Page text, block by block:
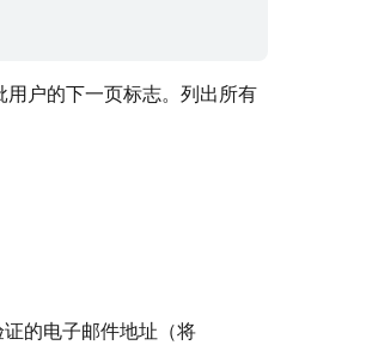
户的下一页标志。列出所有
的电子邮件地址（将